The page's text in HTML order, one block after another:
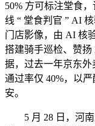
50% 方可标注堂食
线 “ 堂食判官 ” AI
门店影像，由 AI 核
搭建骑手巡检、赞
据，过去一年京东外
通过率仅 40%，以
安。
5 月 28 日，河南